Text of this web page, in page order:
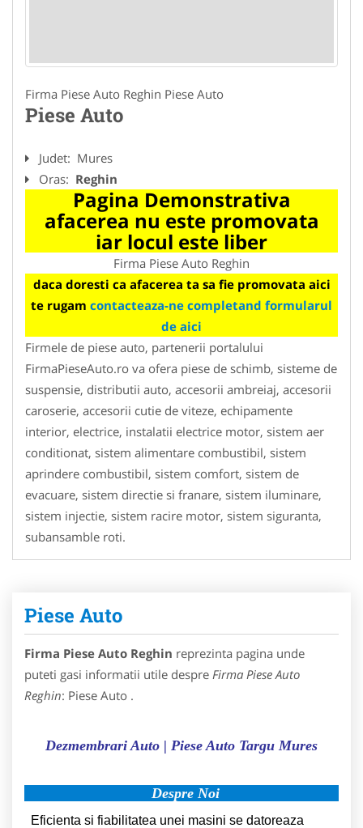
Firma Piese Auto Reghin Piese Auto
Piese Auto
Judet: Mures
Oras: Reghin
Pagina Demonstrativa
afacerea nu este promovata
iar locul este liber
Firma Piese Auto Reghin
daca doresti ca afacerea ta sa fie promovata aici
te rugam contacteaza-ne completand formularul
de aici
Firmele de piese auto, partenerii portalului
FirmaPieseAuto.ro va ofera piese de schimb, sisteme de
suspensie, distributii auto, accesorii ambreiaj, accesorii
caroserie, accesorii cutie de viteze, echipamente
interior, electrice, instalatii electrice motor, sistem aer
conditionat, sistem alimentare combustibil, sistem
aprindere combustibil, sistem comfort, sistem de
evacuare, sistem directie si franare, sistem iluminare,
sistem injectie, sistem racire motor, sistem siguranta,
subansamble roti.
Piese Auto
Firma Piese Auto Reghin reprezinta pagina unde
puteti gasi informatii utile despre Firma Piese Auto
Reghin: Piese Auto .
Dezmembrari Auto | Piese Auto Targu Mures
Despre Noi
Eficienta si fiabilitatea unei masini se datoreaza